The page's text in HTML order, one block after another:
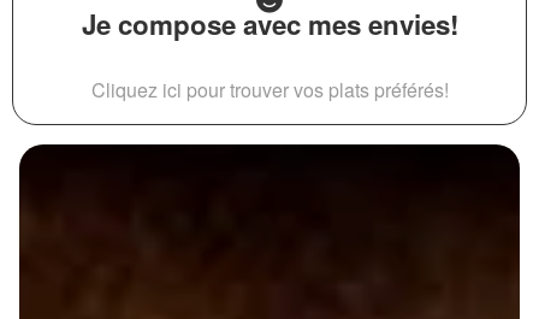
Je compose avec mes envies!
Cliquez ici pour trouver vos plats préférés!